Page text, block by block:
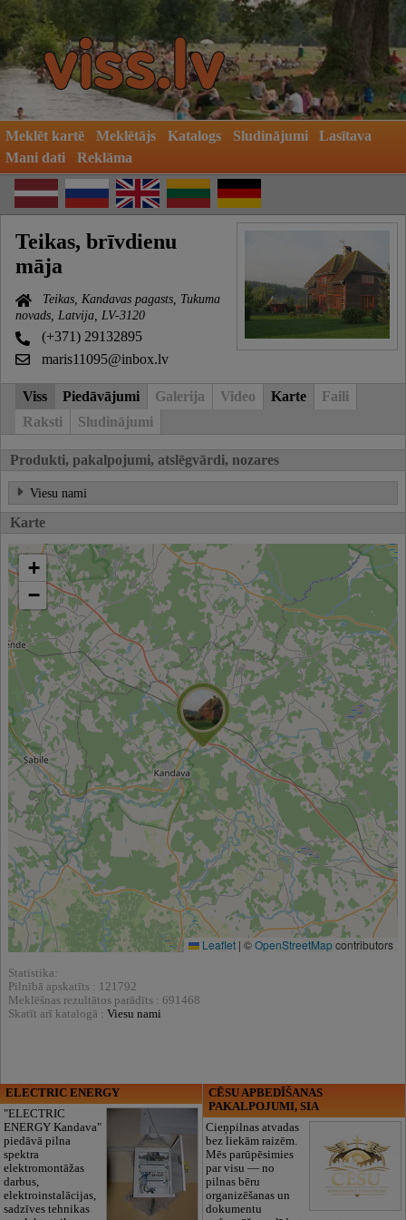
Meklēt kartē Meklētājs Katalogs Sludinājumi
Lasītava
Mani dati
Reklāma
Teikas, brīvdienu
māja
Teikas, Kandavas pagasts, Tukuma
novads, Latvija, LV-3120
(+371) 29132895
maris11095@inbox.lv
Viss Piedāvājumi Galerija Video Karte
Faili
Raksti
Sludinājumi
Produkti, pakalpojumi, atslēgvārdi, nozares
Viesu nami
Karte
+
−
Leaflet | ©OpenStreetMapcontributors
Statistika:
Pilnībā apskatīts : 121792
Meklēšnas rezultātos parādīts : 691468
Skatīt arī katalogā : Viesu nami
ELECTRIC ENERGY
"ELECTRIC
ENERGY Kandava"
piedāvā pilna
spektra
elektromontāžas
darbus,
elektroinstalācijas,
sadzīves tehnikas
CĒSU APBEDĪŠANAS
PAKALPOJUMI, SIA
Cieņpilnas atvadas
bez liekām raizēm.
Mēs parūpēsimies
par visu — no
pilnas bēru
organizēšanas un
dokumentu